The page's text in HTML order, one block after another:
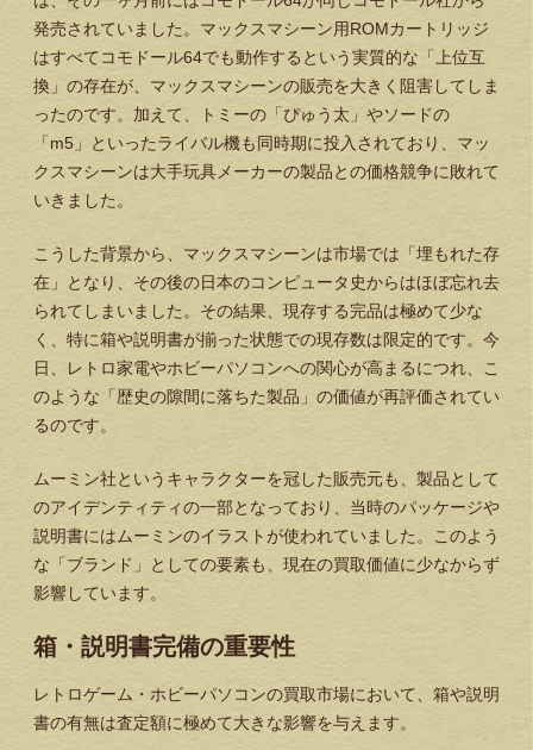
発売されていました。マックスマシーン用ROMカートリッジ
はすべてコモドール64でも動作するという実質的な「上位互
換」の存在が、マックスマシーンの販売を大きく阻害してしま
ったのです。加えて、トミーの「ぴゅう太」やソードの
「m5」といったライバル機も同時期に投入されており、マッ
クスマシーンは大手玩具メーカーの製品との価格競争に敗れて
いきました。
こうした背景から、マックスマシーンは市場では「埋もれた存
在」となり、その後の日本のコンピュータ史からはほぼ忘れ去
られてしまいました。その結果、現存する完品は極めて少な
く、特に箱や説明書が揃った状態での現存数は限定的です。今
日、レトロ家電やホビーパソコンへの関心が高まるにつれ、こ
のような「歴史の隙間に落ちた製品」の価値が再評価されてい
るのです。
ムーミン社というキャラクターを冠した販売元も、製品として
のアイデンティティの一部となっており、当時のパッケージや
説明書にはムーミンのイラストが使われていました。このよう
な「ブランド」としての要素も、現在の買取価値に少なからず
影響しています。
箱・説明書完備の重要性
レトロゲーム・ホビーパソコンの買取市場において、 箱や説明
書の有無は査定額に極めて大きな影響を与えます。